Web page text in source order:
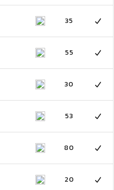
35
55
30
53
80
20